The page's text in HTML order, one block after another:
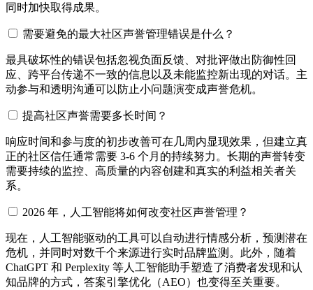
同时加快取得成果。
需要避免的最大社区声誉管理错误是什么？
最具破坏性的错误包括忽视负面反馈、对批评做出防御性回
应、跨平台传递不一致的信息以及未能监控新出现的对话。主
动参与和透明沟通可以防止小问题演变成声誉危机。
提高社区声誉需要多长时间？
响应时间和参与度的初步改善可在几周内显现效果，但建立真
正的社区信任通常需要 3-6 个月的持续努力。长期的声誉转变
需要持续的监控、高质量的内容创建和真实的利益相关者关
系。
2026 年，人工智能将如何改变社区声誉管理？
现在，人工智能驱动的工具可以自动进行情感分析，预测潜在
危机，并同时对数千个来源进行实时品牌监测。此外，随着
ChatGPT 和 Perplexity 等人工智能助手塑造了消费者发现和认
知品牌的方式，答案引擎优化（AEO）也变得至关重要。